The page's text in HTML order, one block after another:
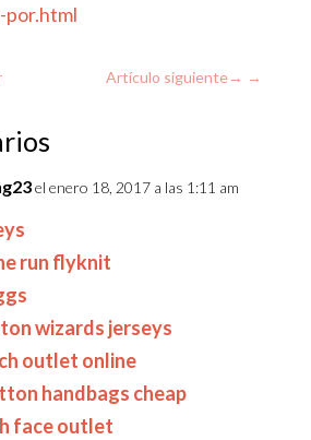
Artículo siguiente →
el enero 18, 2017 a las 1:11 am
run flyknit
wizards jerseys
outlet online
handbags cheap
face outlet